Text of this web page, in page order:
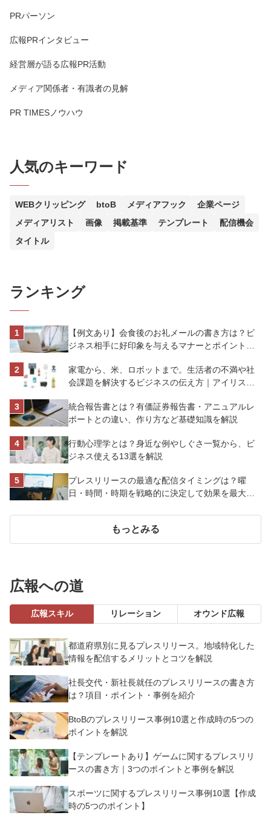
PRパーソン
広報PRインタビュー
経営層が語る広報PR活動
メディア関係者・有識者の見解
PR TIMESノウハウ
人気のキーワード
WEBクリッピング btoB メディアフック
企業ページ
メディアリスト
画像 掲載基準 テンプレート
配信機会
タイトル
ランキング
【例文あり】会食後のお礼メールの書き方は？ビ
ジネス相手に好印象を与えるマナーとポイントを
家電から、米、ロボットまで。生活者の不満や社
会課題を解決するビジネスの伝え方｜アイリスオ
統合報告書とは？有価証券報告書・アニュアルレ
ポートとの違い、作り方など基礎知識を解説
行動心理学とは？身近な例やしぐさ一覧から、ビ
ジネス使える13選を解説
プレスリリースの最適な配信タイミングは？曜
日・時間・時期を戦略的に決定して効果を最大化
もっとみる
広報への道
広報スキル リレーション オウンド広報
都道府県別に見るプレスリリース。地域特化した
情報を配信するメリットとコツを解説
社長交代・新社長就任のプレスリリースの書き方
は？項目・ポイント・事例を紹介
BtoBのプレスリリース事例10選と作成時の5つの
ポイントを解説
【テンプレートあり】ゲームに関するプレスリリ
ースの書き方｜3つのポイントと事例を解説
スポーツに関するプレスリリース事例10選【作成
時の5つのポイント】